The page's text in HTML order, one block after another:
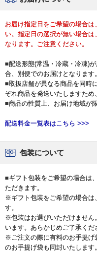
お届け指定日をご希望の場合
い。指定日の選択が無い場合
なります。ご注意ください。
■配送形態(常温・冷蔵・冷凍)
合、別便でのお届けとなります。
■取扱店舗が異なる商品を同時
ぞれ商品を発送いたしますため
■商品の性質上、お届け地域が
配送料金一覧表はこちら >>>
包装について
■ギフト包装をご希望の場合は
ただきます。
※ギフト包装をご希望の場合は
す。
※包装はお選びいただけません
います。あらかじめご了承くだ
※ご注文の際に有料のお手提げ
のお手提げ袋も同封いたします。